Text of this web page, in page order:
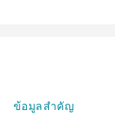
ข้อมูลสำคัญ